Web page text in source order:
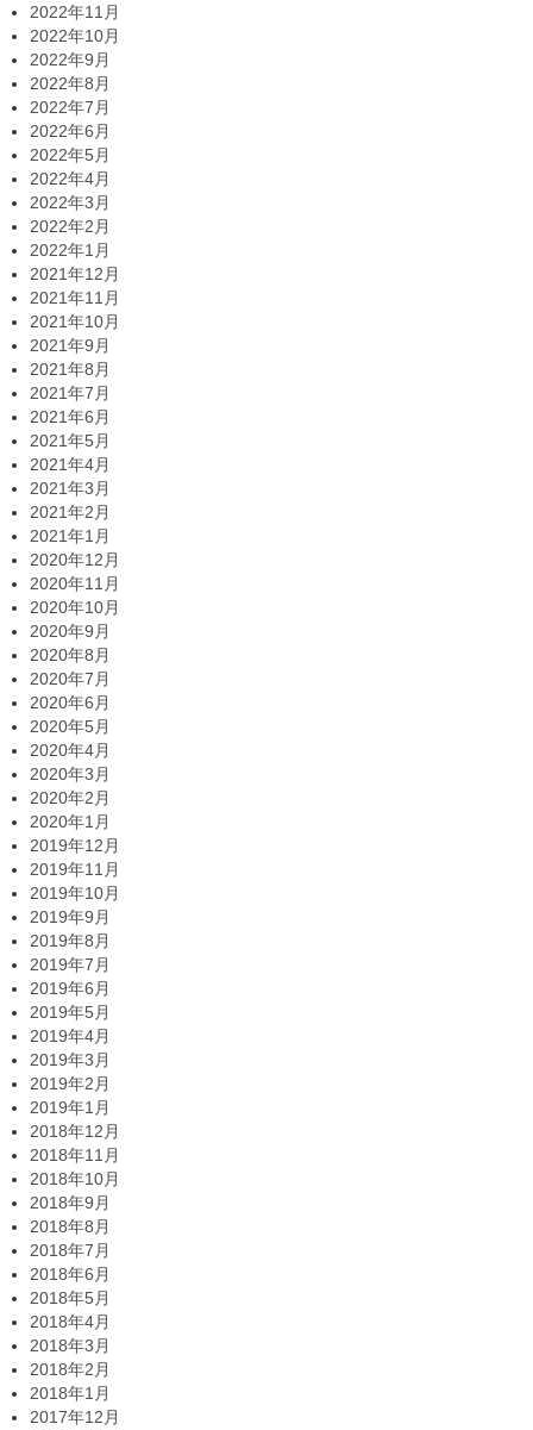
2022年11月
2022年10月
2022年9月
2022年8月
2022年7月
2022年6月
2022年5月
2022年4月
2022年3月
2022年2月
2022年1月
2021年12月
2021年11月
2021年10月
2021年9月
2021年8月
2021年7月
2021年6月
2021年5月
2021年4月
2021年3月
2021年2月
2021年1月
2020年12月
2020年11月
2020年10月
2020年9月
2020年8月
2020年7月
2020年6月
2020年5月
2020年4月
2020年3月
2020年2月
2020年1月
2019年12月
2019年11月
2019年10月
2019年9月
2019年8月
2019年7月
2019年6月
2019年5月
2019年4月
2019年3月
2019年2月
2019年1月
2018年12月
2018年11月
2018年10月
2018年9月
2018年8月
2018年7月
2018年6月
2018年5月
2018年4月
2018年3月
2018年2月
2018年1月
2017年12月